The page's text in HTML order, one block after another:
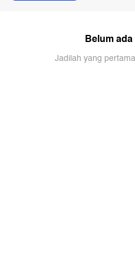
Belum
Jadilah yang